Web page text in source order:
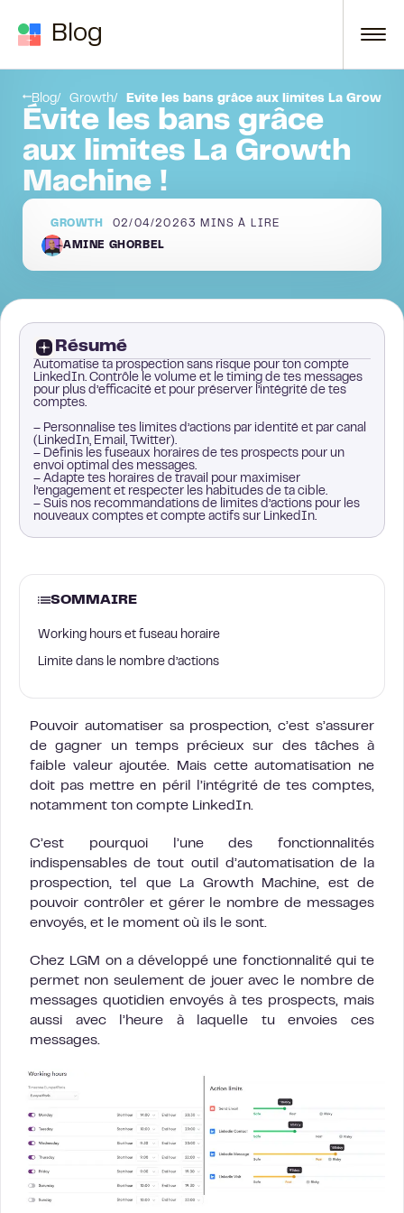
Blog
Blog Growth Évite les bans grâce aux limites La Growth
Évite les bans grâce
aux limites La Growth
Machine !
GROWTH 02/04/2026 3 MINS À LIRE
AMINE GHORBEL
Résumé
Automatise ta prospection sans risque pour ton compte
LinkedIn. Contrôle le volume et le timing de tes messages
pour plus d’efficacité et pour préserver l’intégrité de tes
comptes.
– Personnalise tes limites d’actions par identité et par canal
(LinkedIn, Email, Twitter).
– Définis les fuseaux horaires de tes prospects pour un
envoi optimal des messages.
– Adapte tes horaires de travail pour maximiser
l’engagement et respecter les habitudes de ta cible.
– Suis nos recommandations de limites d’actions pour les
nouveaux comptes et compte actifs sur LinkedIn.
SOMMAIRE
Working hours et fuseau horaire
Limite dans le nombre d’actions
Pouvoir automatiser sa prospection, c’est s’assurer
de gagner un temps précieux sur des tâches à
faible valeur ajoutée. Mais cette automatisation ne
doit pas mettre en péril l’intégrité de tes comptes,
notamment ton compte LinkedIn.
C’est pourquoi l’une des fonctionnalités
indispensables de tout outil d’automatisation de la
prospection, tel que La Growth Machine, est de
pouvoir contrôler et gérer le nombre de messages
envoyés, et le moment où ils le sont.
Chez LGM on a développé une fonctionnalité qui te
permet non seulement de jouer avec le nombre de
messages quotidien envoyés à tes prospects, mais
aussi avec l’heure à laquelle tu envoies ces
messages.
Limite dans le nombre d’actions